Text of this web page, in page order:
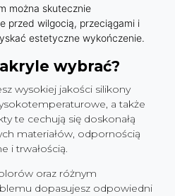
można skutecznie
przed wilgocią, przeciągami i
estetyczne wykończenie.
wybrać?
wysokiej jakości silikony
a także
te cechują się doskonałą
materiałów, odpornością
i trwałością.
oraz różnym
dopasujesz odpowiedni